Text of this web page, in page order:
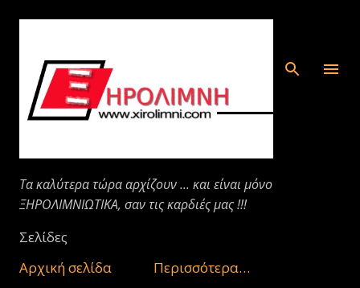
Μετάβαση στο κύριο περιεχόμενο
Τα καλύτερα τώρα αρχίζουν ... και είναι μόνο
ΞΗΡΟΛΙΜΝΙΩΤΙΚΑ, σαν τις καρδιές μας !!!
Σελίδες
Αρχική σελίδα
Περισσότερα…